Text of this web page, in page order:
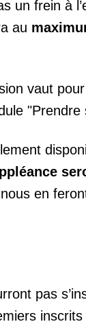
un frein à
au
vaut
"Prendre
en
pas